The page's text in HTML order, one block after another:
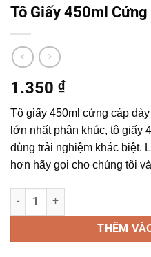
Tô Giấy 450ml
1.350 ₫
Tô giấy 450ml cứng cáp
lớn nhất phân khúc, tô giấy
dùng trải nghiệm khác biệt.
hơn hãy gọi cho chúng tôi
Tô Giấy 450ml Cứng Cáp Kèm
THÊM